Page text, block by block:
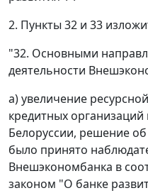
2. Пункты 32 и 33
"32. Основными
деятельности
а) увеличение
кредитных
Белоруссии, решение
было принято
Внешэкономбанка в
законом "О банке